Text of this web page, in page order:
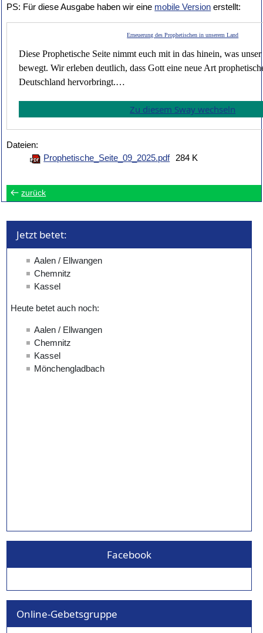
PS: Für diese Ausgabe haben wir eine mobile Version erstellt:
Erneuerung des Prophetischen in unserem Land
Diese Prophetische Seite nimmt euch mit in das hinein, was
bewegt. Wir erleben deutlich, dass Gott eine neue Art
Deutschland hervorbringt.…
Zu diesem Sway wechseln
Dateien:
Prophetische_Seite_09_2025.pdf
284 K
zurück
Jetzt betet:
Facebook
Online-Gebetsgruppe